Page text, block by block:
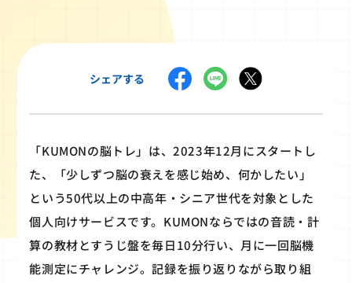
シェアする
「KUMONの脳トレ」は、2023年12月にスタートし
た、「少しずつ脳の衰えを感じ始め、何かしたい」
という50代以上の中高年・シニア世代を対象とした
個人向けサービスです。KUMONならではの音読・計
算の教材とすうじ盤を毎日10分行い、月に一回脳機
能測定にチャレンジ。記録を振り返りながら取り組